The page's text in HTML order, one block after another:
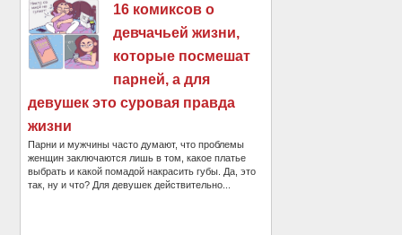
16 комиксов о
девчачьей жизни,
которые посмешат
парней, а для
девушек это суровая правда
жизни
Парни и мужчины часто думают, что проблемы
женщин заключаются лишь в том, какое платье
выбрать и какой помадой накрасить губы. Да, это
так, ну и что? Для девушек действительно...